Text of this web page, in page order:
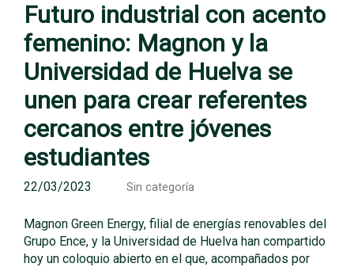
Futuro industrial con acento
femenino: Magnon y la
Universidad de Huelva se
unen para crear referentes
cercanos entre jóvenes
estudiantes
22/03/2023 Sin categoría
Magnon Green Energy, filial de energías renovables del
Grupo Ence, y la Universidad de Huelva han compartido
hoy un coloquio abierto en el que, acompañados por